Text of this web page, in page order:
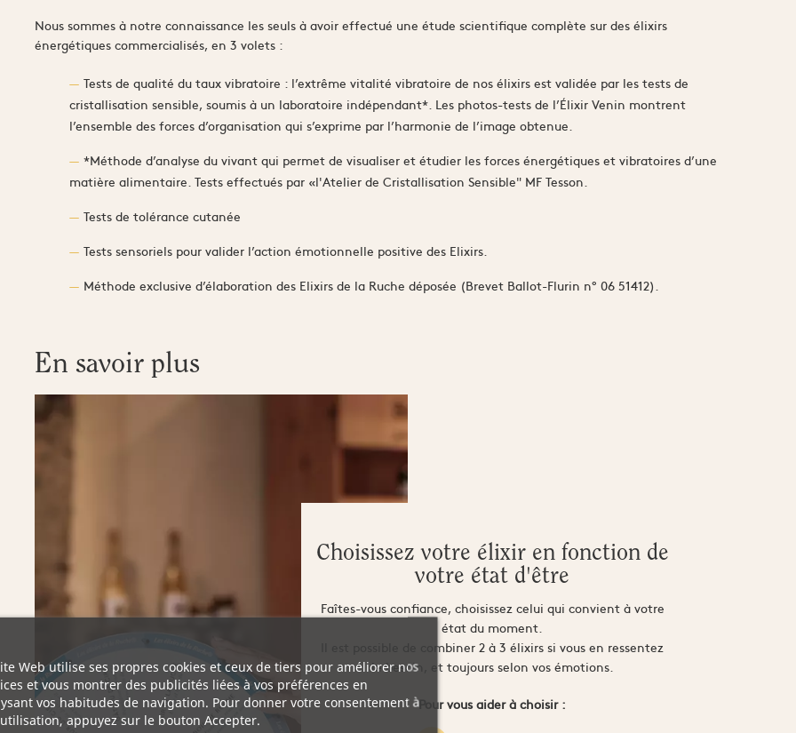
Nous sommes à notre connaissance les seuls à avoir effectué une étude scientifique complète sur des élixirs
énergétiques commercialisés, en 3 volets :
Tests de qualité du taux vibratoire : l’extrême vitalité vibratoire de nos élixirs est validée par les tests de
cristallisation sensible, soumis à un laboratoire indépendant*. Les photos-tests de l’Élixir Venin montrent
l’ensemble des forces d’organisation qui s’exprime par l’harmonie de l’image obtenue.
*Méthode d’analyse du vivant qui permet de visualiser et étudier les forces énergétiques et vibratoires d’une
matière alimentaire. Tests effectués par «l'Atelier de Cristallisation Sensible" MF Tesson.
Tests de tolérance cutanée
Tests sensoriels pour valider l’action émotionnelle positive des Elixirs.
Méthode exclusive d’élaboration des Elixirs de la Ruche déposée (Brevet Ballot-Flurin n° 06 51412).
En savoir plus
Choisissez votre élixir en fonction de
votre état d'être
Faîtes-vous confiance, choisissez celui qui convient à votre
état du moment.
Il est possible de combiner 2 à 3 élixirs si vous en ressentez
le besoin, et toujours selon vos émotions.
Pour vous aider à choisir :
Web utilise ses propres cookies et ceux de tiers pour améliorer nos
et vous montrer des publicités liées à vos préférences en
vos habitudes de navigation. Pour donner votre consentement à
appuyez sur le bouton Accepter.